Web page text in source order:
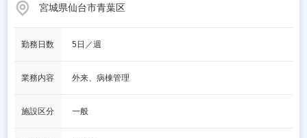
宮城県仙台市青葉区
勤務日数 5日／週
業務内容 外来、病棟管理
施設区分 一般